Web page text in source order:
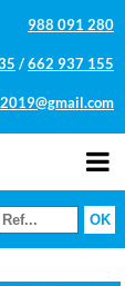
988 091 280
/662 937 155